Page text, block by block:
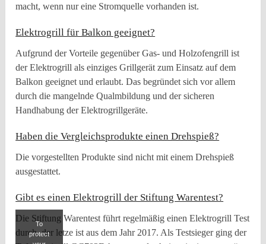
macht, wenn nur eine Stromquelle vorhanden ist.
Elektrogrill für Balkon geeignet?
Aufgrund der Vorteile gegenüber Gas- und Holzofengrill ist
der Elektrogrill als einziges Grillgerät zum Einsatz auf dem
Balkon geeignet und erlaubt. Das begründet sich vor allem
durch die mangelnde Qualmbildung und der sicheren
Handhabung der Elektrogrillgeräte.
Haben die Vergleichsprodukte einen Drehspieß?
Die vorgestellten Produkte sind nicht mit einem Drehspieß
ausgestattet.
Gibt es einen Elektrogrill der Stiftung Warentest?
Die Stiftung Warentest führt regelmäßig einen Elektrogrill Test
durch, der letze ist aus dem Jahr 2017. Als Testsieger ging der
To
protect